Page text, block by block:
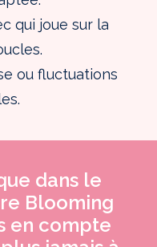
qui joue sur la
ou fluctuations
dans le
Blooming
en compte